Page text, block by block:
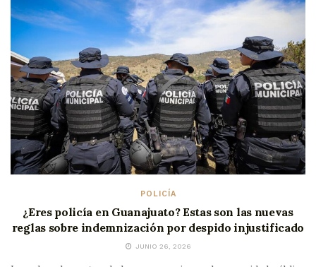
POLICÍA
¿Eres policía en Guanajuato? Estas son las nuevas
reglas sobre indemnización por despido injustificado
JUNIO 26, 2026